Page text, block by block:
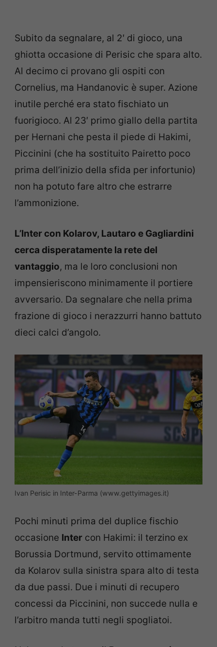
Subito da segnalare, al 2′ di gioco, una
ghiotta occasione di Perisic che spara alto.
Al decimo ci provano gli ospiti con
Cornelius, ma Handanovic è super. Azione
inutile perché era stato fischiato un
fuorigioco. Al 23′ primo giallo della partita
per Hernani che pesta il piede di Hakimi,
Piccinini (che ha sostituito Pairetto poco
prima dell’inizio della sfida per infortunio)
non ha potuto fare altro che estrarre
l’ammonizione.
L’Inter con Kolarov, Lautaro e Gagliardini
cerca disperatamente la rete del
vantaggio, ma le loro conclusioni non
impensieriscono minimamente il portiere
avversario. Da segnalare che nella prima
frazione di gioco i nerazzurri hanno battuto
dieci calci d’angolo.
Ivan Perisic in Inter-Parma (www.gettyimages.it)
Pochi minuti prima del duplice fischio
occasione Inter con Hakimi: il terzino ex
Borussia Dortmund, servito ottimamente
da Kolarov sulla sinistra spara alto di testa
da due passi. Due i minuti di recupero
concessi da Piccinini, non succede nulla e
l’arbitro manda tutti negli spogliatoi.